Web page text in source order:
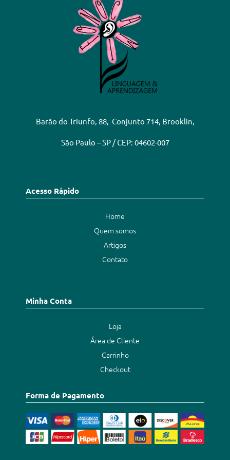
Barão do Triunfo, 88, Conjunto 714, Brooklin,
São Paulo – SP / CEP: 04602-007
Acesso Rápido
Home
Quem somos
Artigos
Contato
Minha Conta
Loja
Área de Cliente
Carrinho
Checkout
Forma de Pagamento